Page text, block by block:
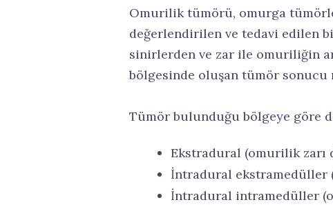
Omurilik tümörü, omurga
değerlendirilen ve tedavi edilen
sinirlerden ve zar ile omuriliğin
bölgesinde oluşan tümör sonucu
Tümör bulunduğu bölgeye göre
Ekstradural (omurilik zarı
İntradural ekstramedüller
İntradural intramedüller